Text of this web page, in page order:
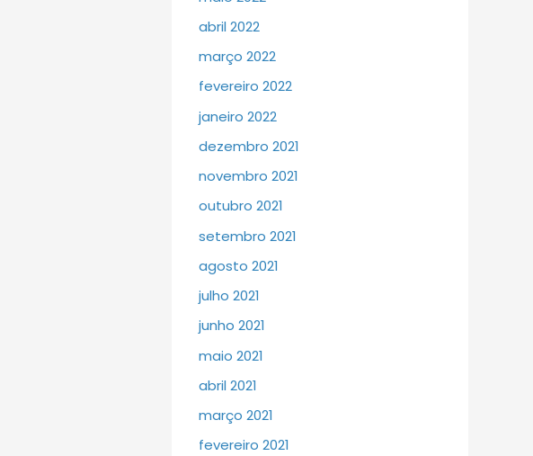
abril 2022
março 2022
fevereiro 2022
janeiro 2022
dezembro 2021
novembro 2021
outubro 2021
setembro 2021
agosto 2021
julho 2021
junho 2021
maio 2021
abril 2021
março 2021
fevereiro 2021